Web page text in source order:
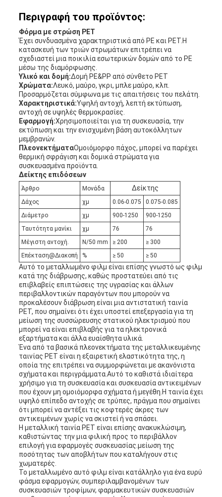
SITEMAP
ΠΟΛΙΤΙΚΉ
ΜΥΣΤΙΚΌΤΗΤΑΣ
Περιγραφή του προϊόντος:
Φόρμα με στρώση PET
Έχει συνδυασμένα χαρακτηριστικά από PE και PET.Η
κατασκευή των τριών στρωμάτων επιτρέπει να
σχεδιαστεί μια ποικιλία εσωτερικών δομών από το PE
μέσω της διαμόρφωσης.
Υλικό και δομή:Δομή PE&PP από σύνθετο PET
Χρώματα:Λευκό, μαύρο, γκρι, μπλε μαύρο, κλπ.
Προσαρμόζεται σύμφωνα με τις απαιτήσεις του πελάτη.
Χαρακτηριστικά:Υψηλή αντοχή, λεπτή εκτύπωση,
αντοχή σε υψηλές θερμοκρασίες.
Εφαρμογή:Χρησιμοποιείται για τη συσκευασία, την
εκτύπωση και την ενισχυμένη βάση αυτοκόλλητων
μεμβρανών.
ΠλεονεκτήματαΟμοιόμορφο πάχος, μπορεί να παρέχει
θερμική σφράγιση και δομικά στρώματα για
συσκευασμένα προϊόντα.
Δείκτης επιδόσεων
Άρθρο Μονάδα Δείκτης
Δάχος χμ 0.06-0.075
0.075-0.085
Διάμετρο
χμ 900-1250
900-1250
Ταυτότητα μανίκι
χμ 76
76
Μέγιστη αντοχή.
N/50 mm ≥ 200
≥ 300
Επέκταση@Διακοπή
% ≥ 50 ≥ 50
Αυτό το μεταλλωμένο φιλμ είναι επίσης γνωστό ως φιλμ
κατά της διάβρωσης, καθώς προστατεύει από τις
επιβλαβείς επιπτώσεις της υγρασίας και άλλων
περιβαλλοντικών παραγόντων που μπορούν να
προκαλέσουν διάβρωση.είναι μια αντιστατική ταινία
PET, που σημαίνει ότι έχει υποστεί επεξεργασία για τη
μείωση της συσσώρευσης στατικού ηλεκτρισμού που
μπορεί να είναι επιβλαβής για τα ηλεκτρονικά
εξαρτήματα και άλλα ευαίσθητα υλικά.
Ένα από τα βασικά πλεονεκτήματα της μεταλλικευμένης
ταινίας PET είναι η εξαιρετική ελαστικότητα της, η
οποία της επιτρέπει να συμμορφώνεται με ακανόνιστα
σχήματα και περιγράμματα.Αυτό το καθιστά ιδιαίτερα
χρήσιμο για τη συσκευασία και συσκευασία αντικειμένων
που έχουν μη ομοιόμορφα σχήματα ή μεγέθη.Η ταινία έχει
υψηλό επίπεδο αντοχής σε τρύπες, πράγμα που σημαίνει
ότι μπορεί να αντέξει τις κοφτερές άκρες των
αντικειμένων χωρίς να σκιστεί ή να σπάσει.
Η μεταλλική ταινία PET είναι επίσης ανακυκλώσιμη,
καθιστώντας την μια φιλική προς το περιβάλλον
επιλογή για εφαρμογές συσκευασίας.μείωση της
ποσότητας των αποβλήτων που καταλήγουν στις
χωματερές.
Το μεταλλωμένο αυτό φιλμ είναι κατάλληλο για ένα ευρύ
φάσμα εφαρμογών, συμπεριλαμβανομένων των
συσκευασιών τροφίμων, φαρμακευτικών συσκευασιών